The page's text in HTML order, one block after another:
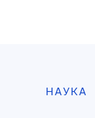
НАУКА